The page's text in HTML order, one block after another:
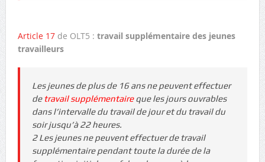
Article 17de OLT5 : travail supplémentaire des jeunes
travailleurs
Les jeunes de plus de 16 ans ne peuvent effectuer
detravail supplémentaireque les jours ouvrables
dans l’intervalle du travail de jour et du travail du
soir jusqu’à 22 heures.
2 Les jeunes ne peuvent effectuer de travail
supplémentaire pendant toute la durée de la